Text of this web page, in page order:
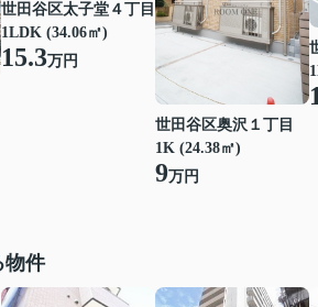
世田谷区太子堂４丁目
1LDK (34.06㎡)
15.3万円
世田谷区奥沢１丁目
1K (24.38㎡)
9万円
物件